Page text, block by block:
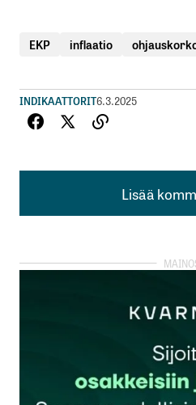
EKP inflaatio
INDIKAATTORIT6.3.2025
Lisää
Lisää
rekisteröityä